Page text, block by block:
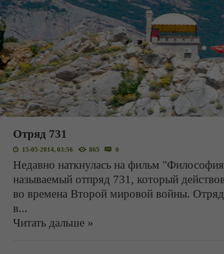
Отряд 731
15-05-2014, 03:56 865 0
Недавно наткнулась на фильм
называемый отпряд 731, который
во времена Второй мировой войны.
в...
Читать дальше »